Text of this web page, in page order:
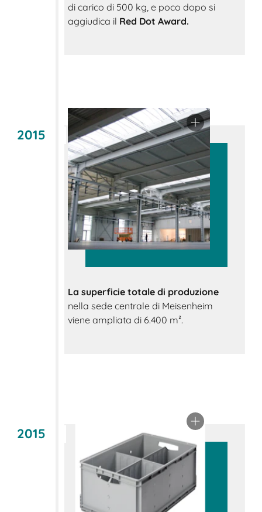
di carico di 500 kg, e poco dopo si
aggiudica il Red Dot Award.
2015
La superficie totale di produzione
nella sede centrale di Meisenheim
viene ampliata di 6.400 m².
2015